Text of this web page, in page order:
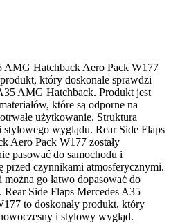
AMG Hatchback Aero Pack W177
który doskonale sprawdzi
AMG Hatchback. Produkt jest
które są odporne na
użytkowanie. Struktura
stylowego wyglądu. Rear Side Flaps
Aero Pack W177 zostały
pasować do samochodu i
przed czynnikami atmosferycznymi.
go łatwo dopasować do
Side Flaps Mercedes A35
to doskonały produkt, który
i stylowy wygląd.